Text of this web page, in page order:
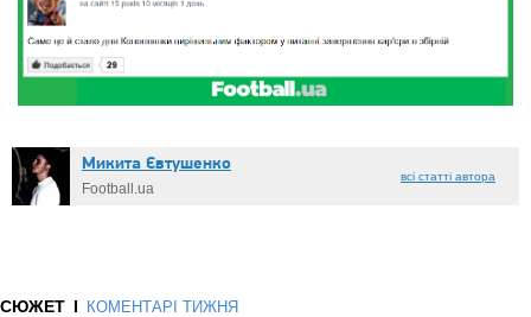
Микита Євтушенко
Football.ua
всі статті автора
СЮЖЕТ КОМЕНТАРІ ТИЖНЯ